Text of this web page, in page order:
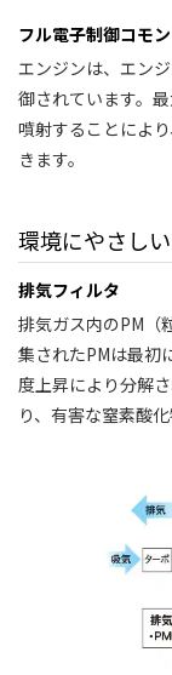
フル電子制御コモ
エンジンは、エン
御されています。
噴射することによ
きます。
環境にやさし
排気フィルタ
排気ガス内のPM（
集されたPMは最初
度上昇により分解
り、有害な窒素酸